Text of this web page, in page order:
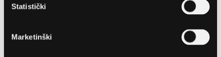
Statistički
Marketinški